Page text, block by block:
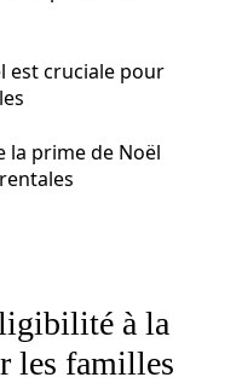
est cruciale pour
la prime de Noël
à la
les familles